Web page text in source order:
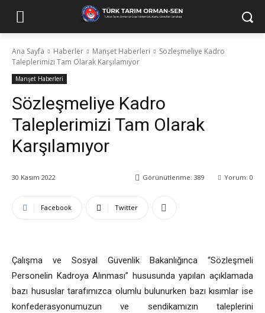
Ana Sayfa Haberler Manşet Haberleri
Sözleşmeliye Kadro
Taleplerimizi Tam Olarak Karşılamıyor
Manşet Haberleri
Sözleşmeliye Kadro
Taleplerimizi Tam Olarak
Karşılamıyor
30 Kasım 2022 Yorum: 0
Görünütlenme: 389
Facebook Twitter
Çalışma ve Sosyal Güvenlik Bakanlığınca “Sözleşmeli
Personelin Kadroya Alınması” hususunda yapılan açıklamada
bazı hususlar tarafımızca olumlu bulunurken bazı kısımlar ise
konfederasyonumuzun ve sendikamızın taleplerini